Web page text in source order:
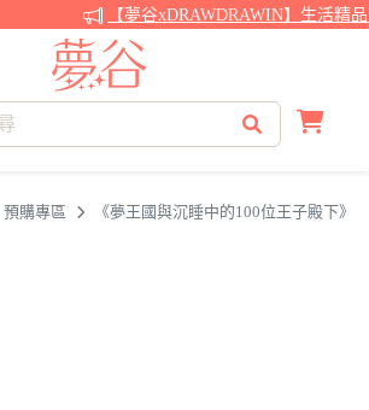
【夢谷xDRAWDRAWIN】生活精品
▌預購專區 《夢王國與沉睡中的100位王子殿下》